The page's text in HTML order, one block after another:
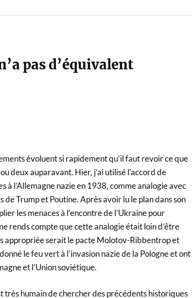
pas d’équivalent
évoluent si rapidement qu’il faut revoir ce que
deux auparavant. Hier, j’ai utilisé l’accord de
à l’Allemagne nazie en 1938, comme analogie avec
de Trump et Poutine. Après avoir lu le plan dans son
les menaces à l’encontre de l’Ukraine pour
rends compte que cette analogie était loin d’être
appropriée serait le pacte Molotov-Ribbentrop et
le feu vert à l’invasion nazie de la Pologne et ont
et l’Union soviétique.
très humain de chercher des précédents historiques